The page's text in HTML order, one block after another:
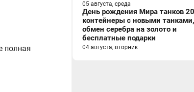
полная
05 августа, среда
День рождения Мира танков
контейнеры с новыми танками,
обмен серебра на золото и
бесплатные подарки
04 августа, вторник